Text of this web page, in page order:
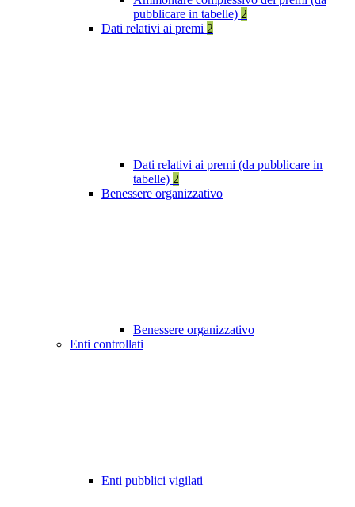
pubblicare in tabelle) 2
Dati relativi ai premi 2
Dati relativi ai premi (da pubblicare in
tabelle) 2
Benessere organizzativo
Benessere organizzativo
Enti controllati
Enti pubblici vigilati